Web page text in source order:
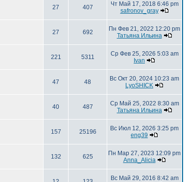
27 407
Чт Май 17, 2018 6:46 pm
safronov_gray
27 692
Пн Фев 21, 2022 12:20 pm
Татьяна Ильина
221 5311
Ср Фев 25, 2026 5:03 am
Ivan
47 48
Вс Окт 20, 2024 10:23 am
LyoSHICK
40 487
Ср Май 25, 2022 8:30 am
Татьяна Ильина
157 25196
Вс Июл 12, 2026 3:25 pm
eng39
132 625
Пн Мар 27, 2023 12:09 pm
Anna_Alicia
Вс Май 29, 2016 8:42 am